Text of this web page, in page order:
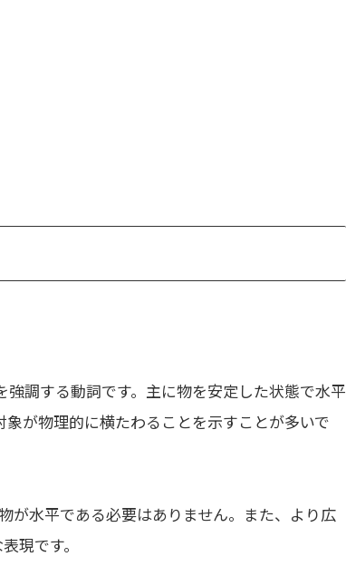
調する動詞です。主に物を安定した状態で水平
が物理的に横たわることを示すことが多いで
が水平である必要はありません。また、より広
現です。